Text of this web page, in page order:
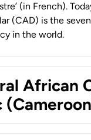
(in French).
(CAD) is the
in the world.
African